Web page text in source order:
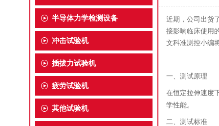
半导体力学检测设备
冲击试验机
插拔力试验机
疲劳试验机
其他试验机
近期，公司出货
接影响临床使用
文科准测控小编
一、测试原理
在恒定拉伸速度
学性能。
二、测试标准